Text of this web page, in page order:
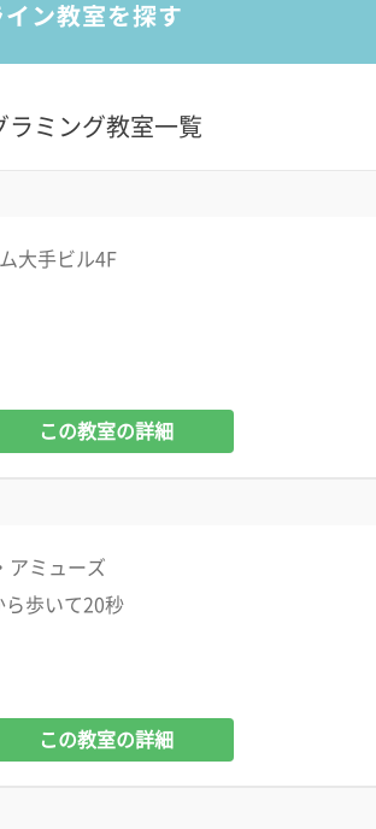
ラミング教室一覧
大手ビル4F
この教室の詳細
アミューズ
ら歩いて20秒
この教室の詳細